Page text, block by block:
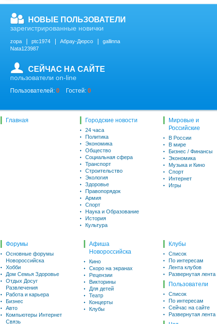
НОВЫЕ ПОЛЬЗОВАТЕЛИ
зарегистрированные новички
zopa ptc1974 Абрау-Дюрсо
gallinna
Nata123987
СЕЙЧАС НА САЙТЕ
пользователи on-line
Пользователей: 0 Гостей: 0
Главная Городские новости
24 часа
Политика
Экономика
Общество
Социальная сфера
Транспорт
Строительство
Экология
Здоровье
Правопорядок
Армия
Спорт
Наука и Образование
История
Культура
Мировые и
Российские
В России
В мире
Бизнес / Финансы
Экономика
Музыка и Кино
Спорт
Интернет
Игры
Форумы
Основные форумы
Новороссийска
Хобби
Дом Семья Здоровье
Отдых Досуг
Развлечения
Работа и карьера
Бизнес
Авто
Компьютеры Интернет
Связь
Афиша
Новороссийска
Кино
Скоро на экранах
Рецензии
Викторины
Для детей
Театр
Концерты
Клубы
Клубы
Список
По интересам
Лента клубов
Развернутая лента
Пользователи
Список
По интересам
Сейчас на сайте
Развернутая лента